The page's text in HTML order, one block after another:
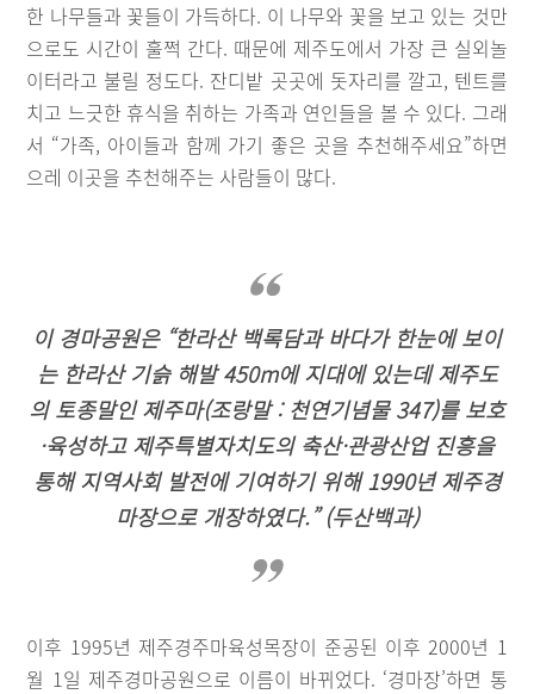
한 나무들과 꽃들이 가득하다. 이 나무와 꽃을 보고 있는 것만
으로도 시간이 훌쩍 간다. 때문에 제주도에서 가장 큰 실외놀
이터라고 불릴 정도다. 잔디밭 곳곳에 돗자리를 깔고, 텐트를
치고 느긋한 휴식을 취하는 가족과 연인들을 볼 수 있다. 그래
서 “가족, 아이들과 함께 가기 좋은 곳을 추천해주세요”하면
으레 이곳을 추천해주는 사람들이 많다.
이 경마공원은 “한라산 백록담과 바다가 한눈에 보이
는 한라산 기슭 해발 450m에 지대에 있는데 제주도
의 토종말인 제주마(조랑말 : 천연기념물 347)를 보호
·육성하고 제주특별자치도의 축산·관광산업 진흥을
통해 지역사회 발전에 기여하기 위해 1990년 제주경
마장으로 개장하였다.” (두산백과)
이후 1995년 제주경주마육성목장이 준공된 이후 2000년 1
월 1일 제주경마공원으로 이름이 바뀌었다. ‘경마장’하면 통